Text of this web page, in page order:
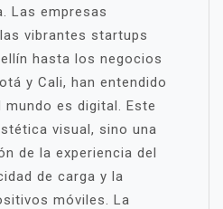
Las empresas
vibrantes startups
hasta los negocios
y Cali, han entendido
es digital. Este
visual, sino una
de la experiencia del
de carga y la
móviles. La